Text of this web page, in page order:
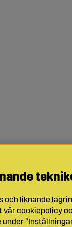
och liknande
cookiepolicy